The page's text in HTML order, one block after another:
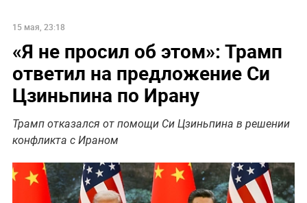
15 мая, 23:18
«Я не просил об этом»: Трамп
ответил на предложение Си
Цзиньпина по Ирану
Трамп отказался от помощи Си Цзиньпина в решении
конфликта с Ираном